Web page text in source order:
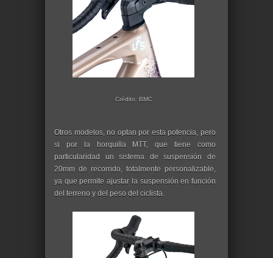
Crédito: BMC
Otros modelos, no optan por esta potencia, pero
si por la horquilla MTT, que tiene como
particularidad un sistema de suspensión de
20mm de recorrido, totalmente personalizable,
ya que permite ajustar la suspensión en función
del terreno y del peso del ciclista.